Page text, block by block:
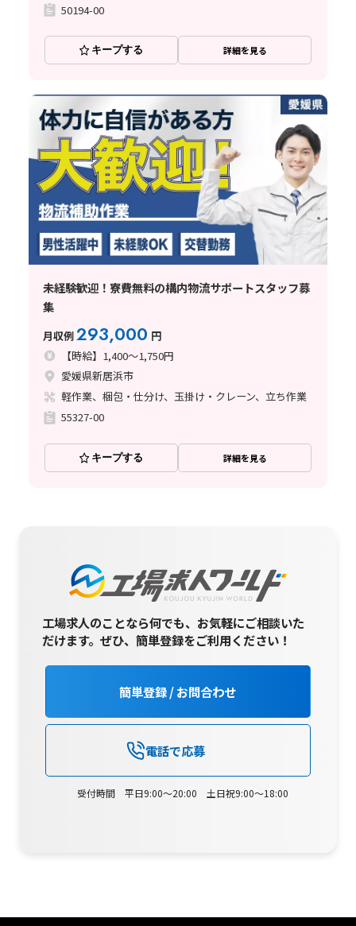
50194-00
キープする 詳細を見る
未経験歓迎！寮費無料の構内物流サポートスタッフ募
集
月収例293,000 円
【時給】1,400～1,750円
愛媛県新居浜市
軽作業、梱包・仕分け、玉掛け・クレーン、立ち作業
55327-00
キープする 詳細を見る
工場求人のことなら何でも、お気軽にご相談いた
だけます。ぜひ、簡単登録をご利用ください！
簡単登録 / お問合わせ
電話で応募
受付時間 平日9:00～20:00 土日祝9:00～18:00